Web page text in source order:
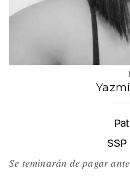
Se teminarán de pagar